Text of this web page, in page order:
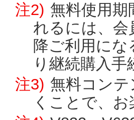
注2) 無料使用期
れるには、会
降ご利用に
り継続購入
注3) 無料コン
くことで、